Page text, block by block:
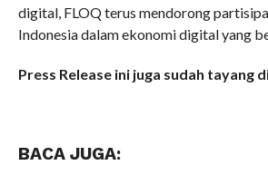
digital, FLOQ terus mendorong
Indonesia dalam ekonomi digital yang
Press Release ini juga sudah tayang
BACA JUGA: